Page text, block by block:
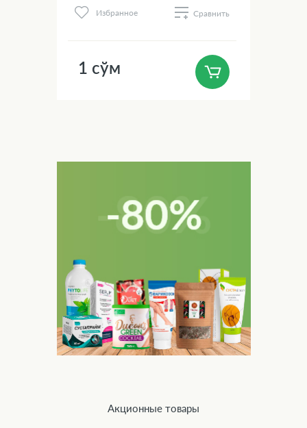
Избранное Сравнить
1 сўм
Акционные товары